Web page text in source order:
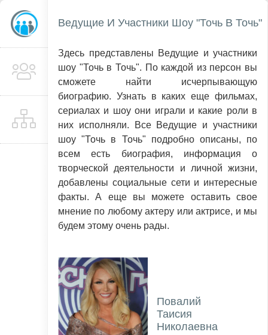
Ведущие И Участники Шоу "Точь В Точь"
Здесь представлены Ведущие и участники
шоу "Точь в Точь". По каждой из персон вы
сможете найти исчерпывающую
биографию. Узнать в каких еще фильмах,
сериалах и шоу они играли и какие роли в
них исполняли. Все Ведущие и участники
шоу "Точь в Точь" подробно описаны, по
всем есть биография, информация о
творческой деятельности и личной жизни,
добавлены социальные сети и интересные
факты. А еще вы можете оставить свое
мнение по любому актеру или актрисе, и мы
будем этому очень рады.
Повалий
Таисия
Николаевна